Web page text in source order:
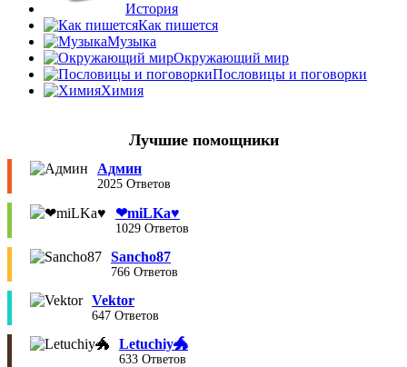
История
Как пишется
Музыка
Окружающий мир
Пословицы и поговорки
Химия
Лучшие помощники
Админ
2025 Ответов
❤︎miLKa♥︎
1029 Ответов
Sancho87
766 Ответов
Vektor
647 Ответов
Letuchiy🐲
633 Ответов